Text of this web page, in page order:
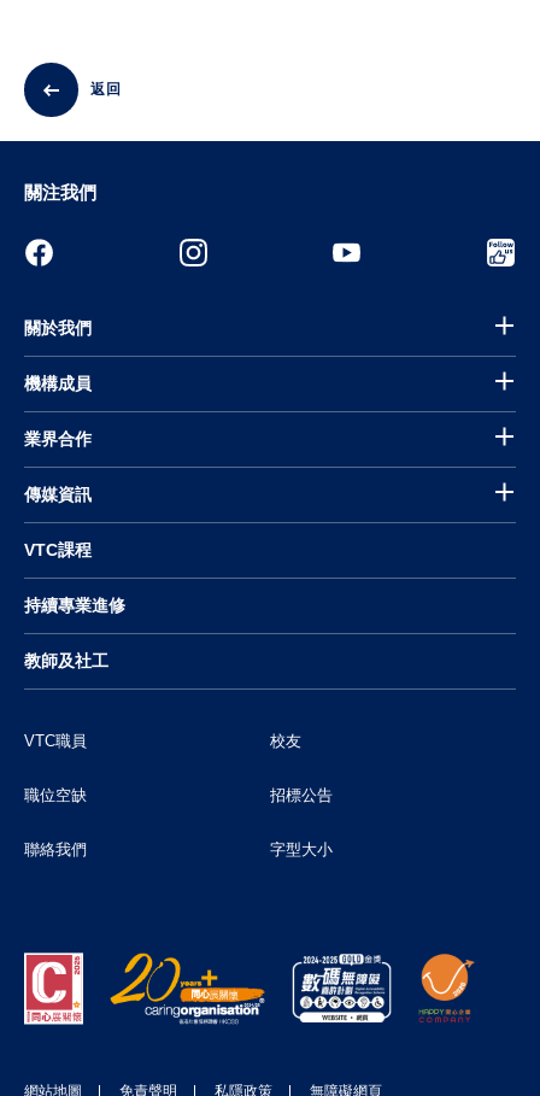
返回
關注我們
關於我們
機構成員
業界合作
傳媒資訊
VTC課程
持續專業進修
教師及社工
VTC職員 校友
職位空缺 招標公告
聯絡我們 字型大小
網站地圖 免責聲明 私隱政策 無障礙網頁